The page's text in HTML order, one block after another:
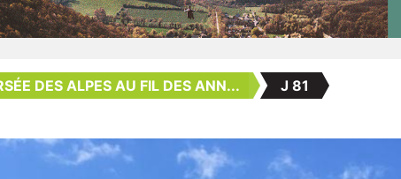
DES ALPES AU FIL DES ANN... J 81